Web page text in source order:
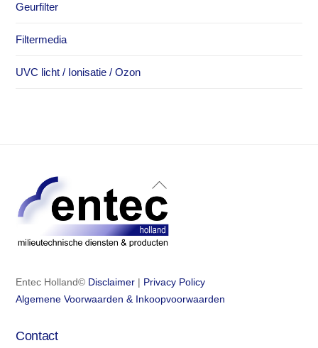
Geurfilter
Filtermedia
UVC licht / Ionisatie / Ozon
Back
To
Top
Entec Holland© Disclaimer
Privacy Policy
Algemene Voorwaarden & Inkoopvoorwaarden
Contact